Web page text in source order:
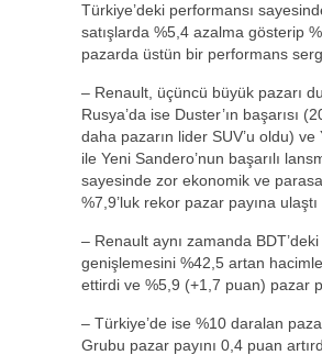
Türkiye’deki performansı
satışlarda %5,4 azalma gösterip
pazarda üstün bir performans
– Renault, üçüncü büyük pazarı
Rusya’da ise Duster’ın başarısı
daha pazarın lider SUV’u oldu) ve
ile Yeni Sandero’nun başarılı
sayesinde zor ekonomik ve
%7,9’luk rekor pazar payına
– Renault aynı zamanda BDT’deki
genişlemesini %42,5 artan
ettirdi ve %5,9 (+1,7 puan) pazar
– Türkiye’de ise %10 daralan
Grubu pazar payını 0,4 puan